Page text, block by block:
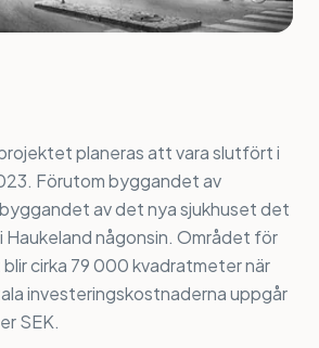
planeras att vara slutfört i
Förutom byggandet av
av det nya sjukhuset det
någonsin. Området för
cirka 79 000 kvadratmeter när
investeringskostnaderna uppgår
SEK.